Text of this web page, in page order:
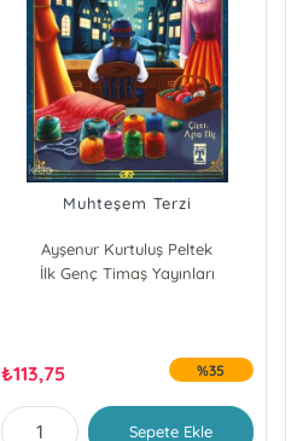
Muhteşem Terzi
Ayşenur Kurtuluş Peltek
İlk Genç Timaş Yayınları
₺113,75 %35
Sepete Ekle